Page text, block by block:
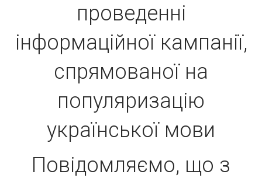
проведенні
інформаційної кампанії,
спрямованої на
популяризацію
української мови
Повідомляємо, що з